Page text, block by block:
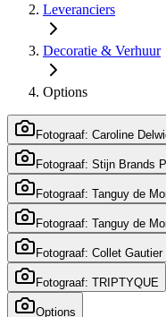
Leveranciers
Decoratie & Verhuur
Options
Fotograaf: Caroline
Fotograaf: Stijn Brands
Fotograaf: Tanguy de
Fotograaf: Tanguy de
Fotograaf: Collet Gautier
Fotograaf: TRIPTYQUE
Options